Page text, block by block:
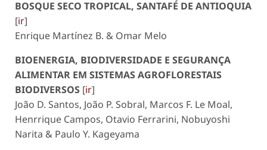
BOSQUE SECO TROPICAL, SANTAFÉ DE ANTIOQUIA
[ir]
Enrique Martínez B. & Omar Melo
BIOENERGIA, BIODIVERSIDADE E SEGURANÇA
ALIMENTAR EM SISTEMAS AGROFLORESTAIS
BIODIVERSOS [ir]
João D. Santos, João P. Sobral, Marcos F. Le Moal,
Henrrique Campos, Otavio Ferrarini, Nobuyoshi
Narita & Paulo Y. Kageyama